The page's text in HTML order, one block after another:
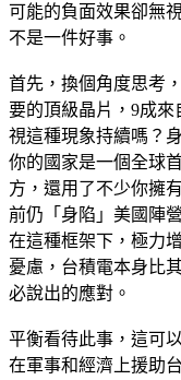
可能的負面效果卻無
不是一件好事。
首先，換個角度思考
要的頂級晶片，9成
視這種現象持續嗎？
你的國家是一個全球
方，還用了不少你擁
前仍「身陷」美國陣
在這種框架下，極力
憂慮，台積電本身比
必說出的應對。
平衡看待此事，這可
在軍事和經濟上援助